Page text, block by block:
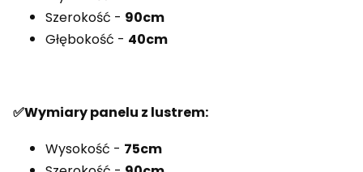
Szerokość - 90cm
Głębokość - 40cm
✅Wymiary panelu z lustrem:
Wysokość - 75cm